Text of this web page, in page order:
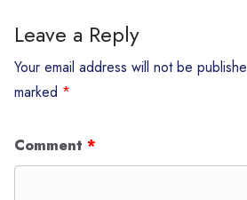
Leave a Reply
Your email address will not be
marked *
Comment *